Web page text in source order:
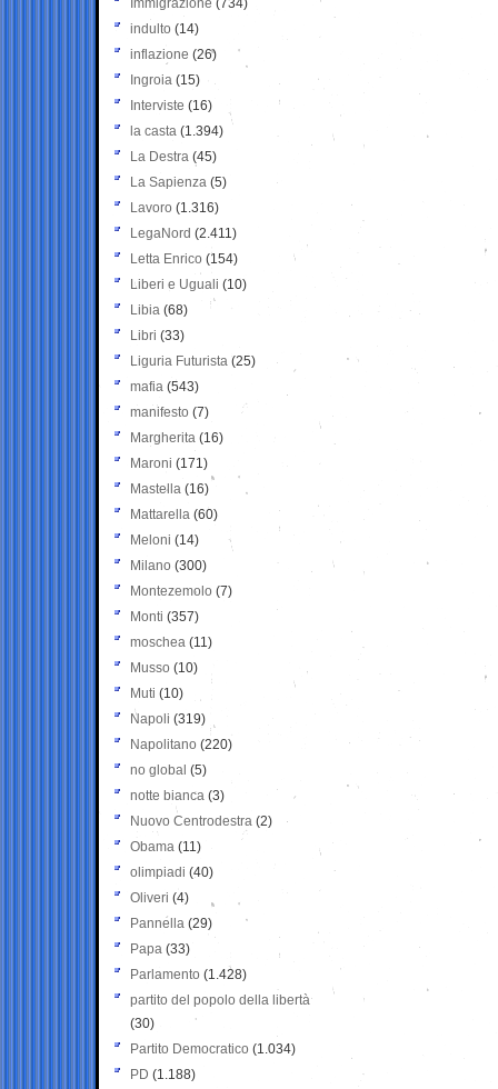
Immigrazione (734)
indulto (14)
inflazione (26)
Ingroia (15)
Interviste (16)
la casta (1.394)
La Destra (45)
La Sapienza (5)
Lavoro (1.316)
LegaNord (2.411)
Letta Enrico (154)
Liberi e Uguali (10)
Libia (68)
Libri (33)
Liguria Futurista (25)
mafia (543)
manifesto (7)
Margherita (16)
Maroni (171)
Mastella (16)
Mattarella (60)
Meloni (14)
Milano (300)
Montezemolo (7)
Monti (357)
moschea (11)
Musso (10)
Muti (10)
Napoli (319)
Napolitano (220)
no global (5)
notte bianca (3)
Nuovo Centrodestra (2)
Obama (11)
olimpiadi (40)
Oliveri (4)
Pannella (29)
Papa (33)
Parlamento (1.428)
partito del popolo della libertà
(30)
Partito Democratico (1.034)
PD (1.188)